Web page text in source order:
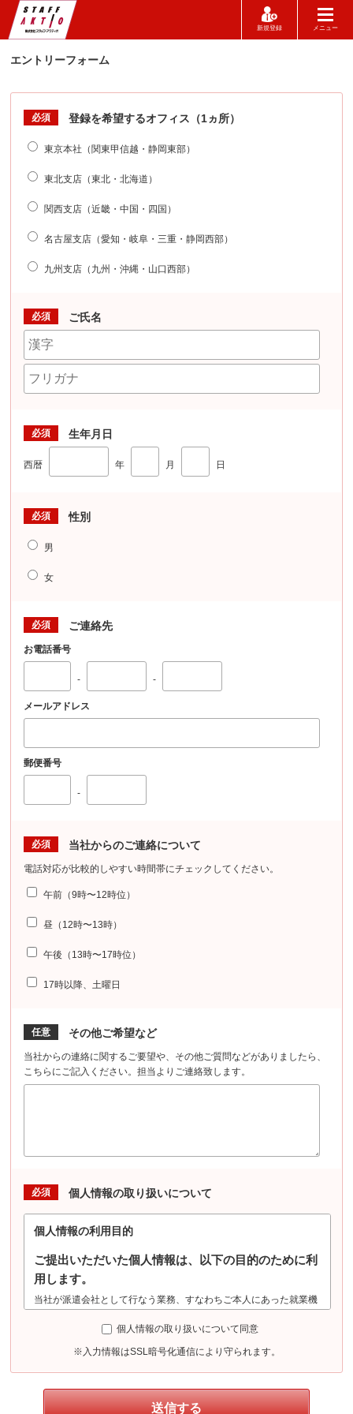
新規登録 メニュー
エントリーフォーム
必須 登録を希望するオフィス（1ヵ所）
東京本社（関東甲信越・静岡東部）
東北支店（東北・北海道）
関西支店（近畿・中国・四国）
名古屋支店（愛知・岐阜・三重・静岡西部）
九州支店（九州・沖縄・山口西部）
必須 ご氏名
必須 生年月日
西暦 年 月 日
必須 性別
男
女
必須 ご連絡先
お電話番号
- -
メールアドレス
郵便番号
-
必須 当社からのご連絡について
電話対応が比較的しやすい時間帯にチェックしてください。
午前（9時〜12時位）
昼（12時〜13時）
午後（13時〜17時位）
17時以降、土曜日
任意 その他ご希望など
当社からの連絡に関するご要望や、その他ご質問などがありましたら、
こちらにご記入ください。担当よりご連絡致します。
必須 個人情報の取り扱いについて
個人情報の利用目的
ご提出いただいた個人情報は、以下の目的のために利
用します。
当社が派遣会社として行なう業務、すなわちご本人にあった就業機
業時の労務管理、労働安全管理（労働安全衛生法に基づく健康診断
における機微情報の収集を含む）、勤務状況の証明、派遣先への就
業状況確認、その他、派遣業務管理、紹介業務管理等、及びこれら
に準ずる目的に利用します。また、派遣先による評価情報について
は人事労務管理、及びこれに準ずる目的に利用します。
個人情報の取り扱いについて同意
※入力情報はSSL暗号化通信により守られます。